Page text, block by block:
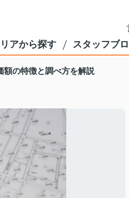
アから探す スタッフブ
額の特徴と調べ方を解説